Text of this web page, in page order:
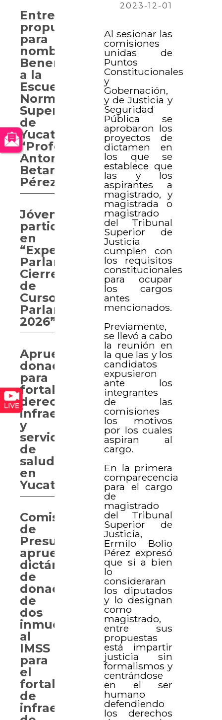
2023-12-01
Al sesionar las
comisiones
unidas de
Puntos
Constitucionales
y
Gobernación,
y de Justicia y
Seguridad
Pública se
aprobaron los
proyectos de
dictamen en
los que se
establece que
las y los
aspirantes a
magistrado, y
magistrada o
magistrado
del Tribunal
Superior de
Justicia
cumplen con
los requisitos
constitucionales
para ocupar
los cargos
antes
mencionados.
Previamente,
se llevó a cabo
la reunión en
la que las y los
candidatos
expusieron
ante los
integrantes
de las
comisiones
los motivos
por los cuales
aspiran al
cargo.
En la primera
comparecencia
para el cargo
de
magistrado
del Tribunal
Superior de
Justicia,
Ermilo Bolio
Pérez expresó
que si a bien
lo
consideraran
los diputados
y lo designan
como
magistrado,
entre sus
propuestas
está impartir
justicia sin
formalismos y
centrándose
en el ser
humano
defendiendo
los derechos
Entregan
propuesta
para
nombrar
Benemérita
a la
Escuela
Normal
Superior
de
Yucatán
“Profesor
Antonio
Betancourt
Pérez”
Jóvenes
participan
en
“Experiencia
Parlamentaria.
Cierre
de
Curso
Parlamentario
2026”
Aprueban
donaciones
para
fortalecer
derechos,
infraestructura
y
servicios
de
salud
en
Yucatán
Comisión
de
Presupuesto
aprueba
dictámenes
de
donación
de
dos
inmuebles
al
IMSS
para
el
fortalecimiento
de
infraestructura